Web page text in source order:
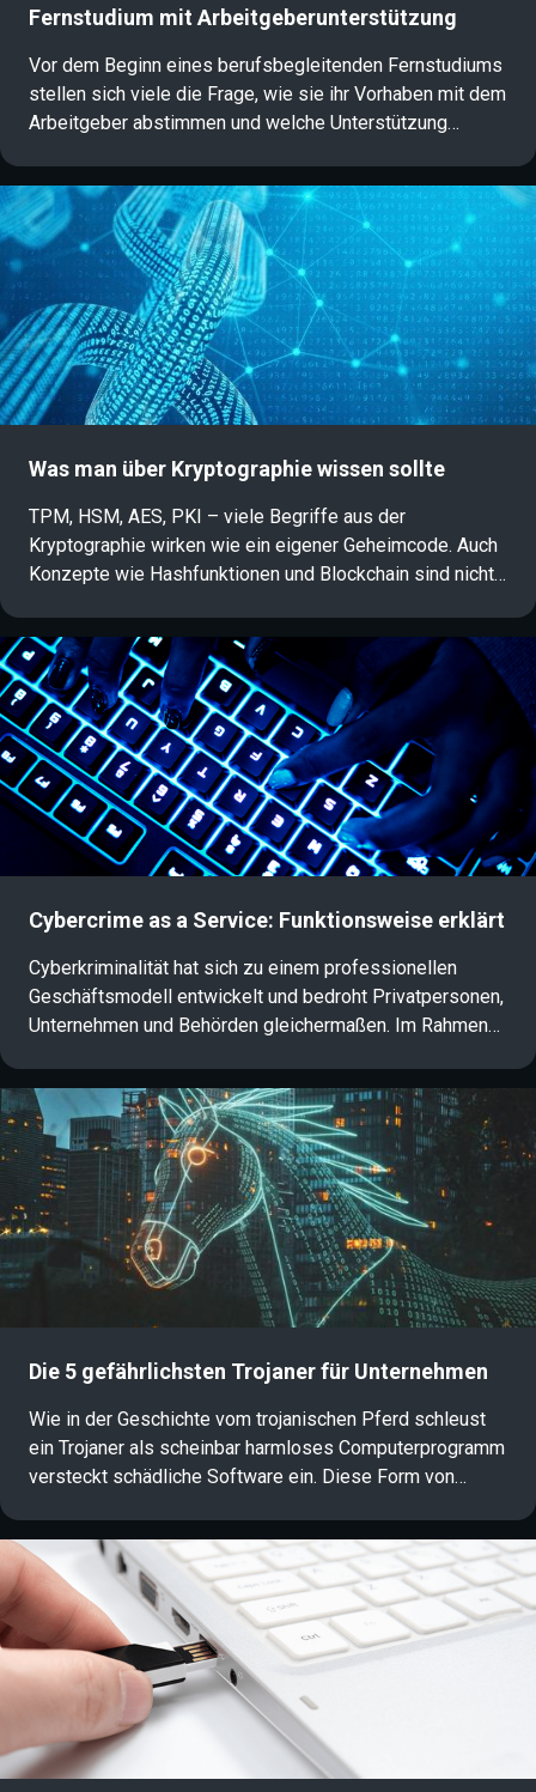
Fernstudium mit Arbeitgeberunterstützung
Vor dem Beginn eines berufsbegleitenden Fernstudiums
stellen sich viele die Frage, wie sie ihr Vorhaben mit dem
Arbeitgeber abstimmen und welche Unterstützung
Karriereentwicklung spielt die Förderung durch den
Arbeitgeber eine wichtige Rolle. In diesem Artikel haben
wir die wichtigsten Unterstützungsmöglichkeiten für ein
Fernstudium sowie zentrale Antworten auf häufige
Fragen übersichtlich zusammengestellt.
Was man über Kryptographie wissen sollte
TPM, HSM, AES, PKI – viele Begriffe aus der
Kryptographie wirken wie ein eigener Geheimcode. Auch
Konzepte wie Hashfunktionen und Blockchain sind nicht
einen verständlichen Überblick über die wichtigsten
Grundlagen der Kryptographie in der IT-Sicherheit und
erfahren, was sich hinter diesen Begriffen verbirgt.
Cybercrime as a Service: Funktionsweise erklärt
Cyberkriminalität hat sich zu einem professionellen
Geschäftsmodell entwickelt und bedroht Privatpersonen,
Unternehmen und Behörden gleichermaßen. Im Rahmen
Tools und Dienstleistungen zum Kauf an und begehen
Straftaten im Auftrag Dritter. In diesem Artikel erfahren
Sie, wie diese Form der professionalisierten
Cyberkriminalität funktioniert und welche Auswirkungen
sie auf die IT-Sicherheit und Informationssicherheit hat.
Die 5 gefährlichsten Trojaner für Unternehmen
Wie in der Geschichte vom trojanischen Pferd schleust
ein Trojaner als scheinbar harmloses Computerprogramm
versteckt schädliche Software ein. Diese Form von
dar. Sowohl für Einzelpersonen als auch für Unternehmen.
Welche Arten von Trojanern es gibt, wie sie funktionieren
und wie man sich wirksam vor Trojaner-Angriffen
schützen kann, erfahren Sie in diesem Artikel.